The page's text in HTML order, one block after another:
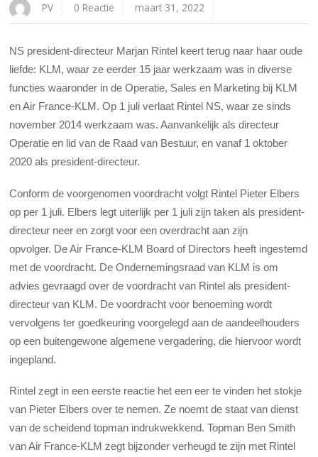
PV 0 Reactie maart 31, 2022
NS president-directeur Marjan Rintel keert terug naar haar oude
liefde: KLM, waar ze eerder 15 jaar werkzaam was in diverse
functies waaronder in de Operatie, Sales en Marketing bij KLM
en Air France-KLM. Op 1 juli verlaat Rintel NS, waar ze sinds
november 2014 werkzaam was. Aanvankelijk als directeur
Operatie en lid van de Raad van Bestuur, en vanaf 1 oktober
2020 als president-directeur.
Conform de voorgenomen voordracht volgt Rintel Pieter Elbers
op per 1 juli. Elbers legt uiterlijk per 1 juli zijn taken als president-
directeur neer en zorgt voor een overdracht aan zijn
opvolger. De Air France-KLM Board of Directors heeft ingestemd
met de voordracht. De Ondernemingsraad van KLM is om
advies gevraagd over de voordracht van Rintel als president-
directeur van KLM. De voordracht voor benoeming wordt
vervolgens ter goedkeuring voorgelegd aan de aandeelhouders
op een buitengewone algemene vergadering, die hiervoor wordt
ingepland.
Rintel zegt in een eerste reactie het een eer te vinden het stokje
van Pieter Elbers over te nemen. Ze noemt de staat van dienst
van de scheidend topman indrukwekkend. Topman Ben Smith
van Air France-KLM zegt bijzonder verheugd te zijn met Rintel